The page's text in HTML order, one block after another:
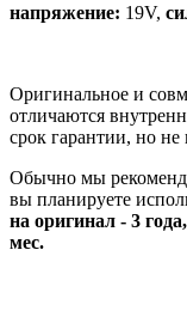
напряжение: 19V,
Оригинальное и
отличаются
срок гарантии, но
Обычно мы
вы планируете
на оригинал - 3
мес.